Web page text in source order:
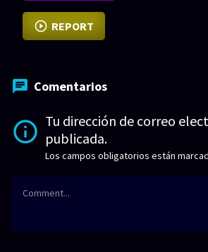
REPORT
Comentarios
Tu dirección de correo
publicada.
Los campos obligatorios están